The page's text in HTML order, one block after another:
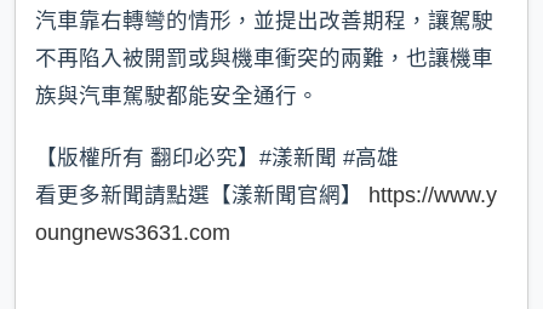
汽車靠右轉彎的情形，並提出改善期程，讓駕駛
不再陷入被開罰或與機車衝突的兩難，也讓機車
族與汽車駕駛都能安全通行。
【版權所有 翻印必究】#漾新聞 #高雄
看更多新聞請點選【漾新聞官網】 https://www.y
oungnews3631.com